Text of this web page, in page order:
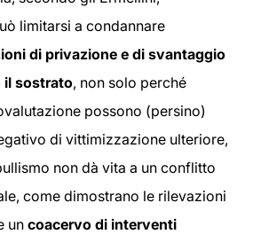
limitarsi a condannare
di privazione e di svantaggio
il sostrato, non solo perché
possono (persino)
di vittimizzazione ulteriore,
non dà vita a un conflitto
come dimostrano le rilevazioni
un coacervo di interventi